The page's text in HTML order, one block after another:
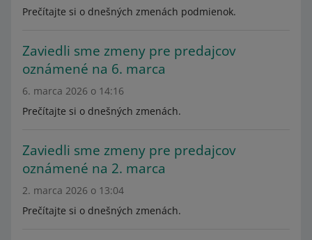
Prečítajte si o dnešných zmenách podmienok.
Zaviedli sme zmeny pre predajcov
oznámené na 6. marca
6. marca 2026 o 14:16
Prečítajte si o dnešných zmenách.
Zaviedli sme zmeny pre predajcov
oznámené na 2. marca
2. marca 2026 o 13:04
Prečítajte si o dnešných zmenách.